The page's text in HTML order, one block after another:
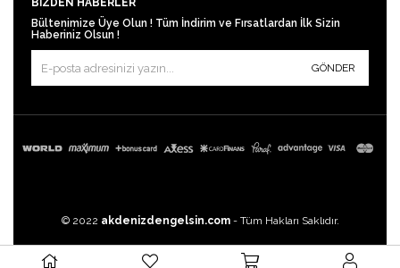
BIZDEN HABERLER
Bültenimize Üye Olun ! Tüm İndirim ve Fırsatlardan İlk Sizin
Haberiniz Olsun !
GÖNDER
© 2022 akdenizdengelsin.com- Tüm Hakları Saklıdır.